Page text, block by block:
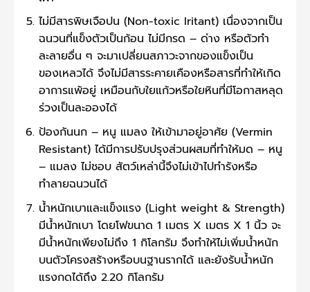
ไม่มีสารพิษเจือปน (Non-toxic Iritant) เนื่องจากเป็น
ฉนวนที่แข็งตัวเป็นก้อน ไม่มีกรด – ด่าง หรือตัวทำ
ละลายอื่น ๆ จะมาเปลี่ยนสภาวะจากของแข็งเป็น
ของเหลวได้ จึงไม่มีสารระคายเคืองหรือสารที่ทำให้เกิด
อาการแพ้อยู่ เหมือนกับใยแก้วหรือใยหินที่มีโอกาสหลุด
ร่วงเป็นละอองได้
ป้องกันนก – หนู แมลง ให้เข้ามาอยู่อาศัย (Vermin
Resistant) ได้มีการปรับปรุงส่วนผสมที่ทำให้มด – หนู
– แมลง ไม่ชอบ สัตว์เหล่านี้จึงไม่เข้าไปทำรังหรือ
ทำลายฉนวนได้
น้ำหนักเบาและแข็งแรง (Light weight & Strength)
มีน้ำหนักเบา โดยโฟขนาด 1 เมตร X เมตร X 1 นิ้ว จะ
มีน้ำหนักเพียงไม่ถึง 1 กิโลกรัม จึงทำให้ไม่เพิ่มน้ำหนัก
บนตัวโครงสร้างหรือบนฐานรากได้ และยังรับน้ำหนัก
แรงกดได้ถึง 2.20 กิโลกรัม